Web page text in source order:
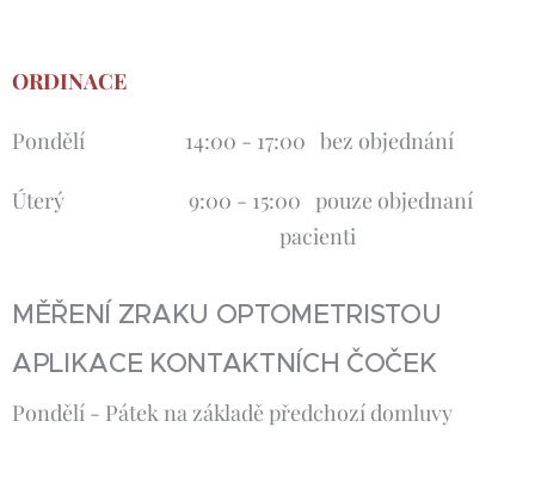
ORDINACE
Pondělí 14:00 - 17:00 bez objednání
Úterý 9:00 - 15:00 pouze objednaní
pacienti
MĚŘENÍ ZRAKU OPTOMETRISTOU
APLIKACE KONTAKTNÍCH ČOČEK
Pondělí - Pátek na základě předchozí domluvy